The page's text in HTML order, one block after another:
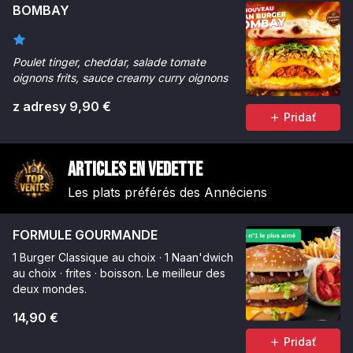
BOMBAY
Poulet tinger, cheddar, salade tomate
oignons frits, sauce creamy curry oignons
z adresy 9,90 €
Pridať
Articles en vedette
Les plats préférés des Annéciens
FORMULE GOURMANDE
1 Burger Classique au choix · 1 Naan'dwich
au choix · frites · boisson. Le meilleur des
deux mondes.
14,90 €
Pridať